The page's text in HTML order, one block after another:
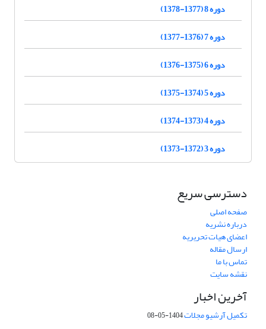
دوره 8 (1377-1378)
دوره 7 (1376-1377)
دوره 6 (1375-1376)
دوره 5 (1374-1375)
دوره 4 (1373-1374)
دوره 3 (1372-1373)
دسترسی سریع
صفحه اصلی
درباره نشریه
اعضای هیات تحریریه
ارسال مقاله
تماس با ما
نقشه سایت
آخرین اخبار
تکمیل آرشیو مجلات1404-05-08